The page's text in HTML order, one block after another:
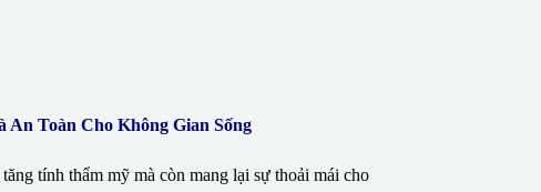
An Toàn Cho Không Gian Sống
tính thẩm mỹ mà còn mang lại sự thoải mái cho